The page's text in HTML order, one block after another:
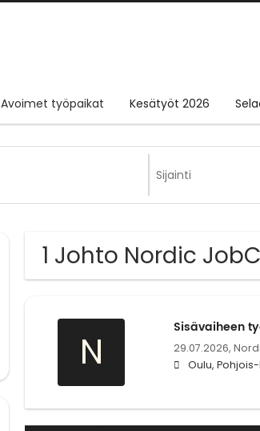
Avoimet työpaikat Kesätyöt 2026
1 Johto Nordic
N
Sisävaiheen
29.07.2026,
Oulu,